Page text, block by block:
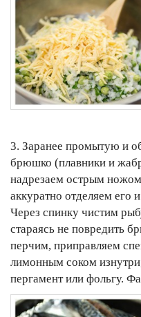
3. Заранее промытую и
брюшко (плавники и
надрезаем острым
аккуратно отделяем его
Через спинку чистим
стараясь не повредить
перчим, приправляем
лимонным соком
пергамент или фольгу.